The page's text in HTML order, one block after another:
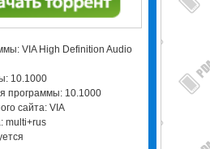
VIA High Definition Audio
10.1000
программы: 10.1000
сайта: VIA
multi+rus